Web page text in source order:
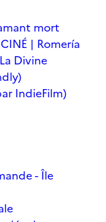
mort
| Romería
Divine
IndieFilm)
- Île